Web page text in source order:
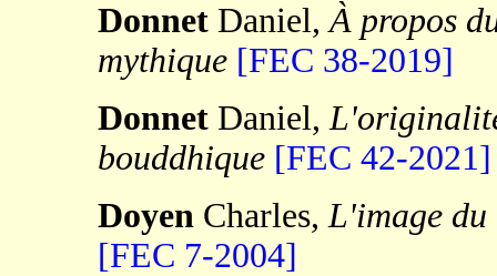
Donnet Daniel,À propos
mythique [FEC 38-2019]
Donnet Daniel,
bouddhique [FEC 42-2021]
Doyen Charles,L'image
[FEC 7-2004]